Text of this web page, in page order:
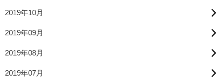
2019年10月
2019年09月
2019年08月
2019年07月